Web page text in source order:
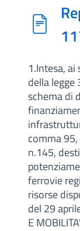
1.Intesa, ai
della legge
schema di
comma
n.145,
ferrovie
risorse
del 29
E